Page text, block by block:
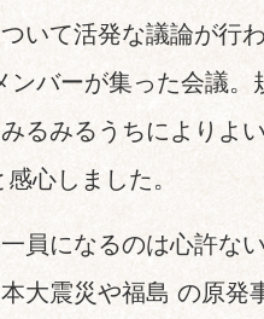
いて活発な議論が行
ンバーが集った会議
るみるうちによりよ
心しました。
員になるのは心許な
大震災や福島 の原発